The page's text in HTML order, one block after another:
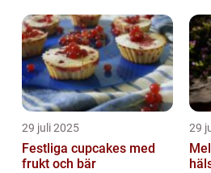
29 juli 2025
Festliga cupcakes med
frukt och bär
29